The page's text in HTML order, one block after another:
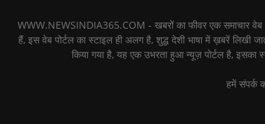
WWW.NEWSINDIA365.COM - खबरों का फीवर एक समाचार वेब
हैं, इस वेब पोर्टल का स्टाइल ही अलग है, शुद्ध देशी भाषा में ख़बरें
किया गया है, यह एक उभरता हुआ न्यूज़ पोर्टल है, इसका
हमें संपर्क